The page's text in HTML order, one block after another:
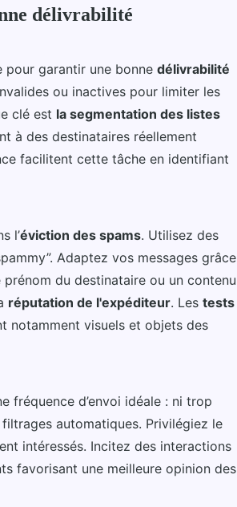
délivrabilité
pour garantir une bonne délivrabilité
ou inactives pour limiter les
clé est la segmentation des listes
à des destinataires réellement
facilitent cette tâche en identifiant
l’éviction des spams. Utilisez des
Adaptez vos messages grâce
du destinataire ou un contenu
réputation de l'expéditeur. Les tests
notamment visuels et objets des
fréquence d’envoi idéale : ni trop
automatiques. Privilégiez le
intéressés. Incitez des interactions
favorisant une meilleure opinion des